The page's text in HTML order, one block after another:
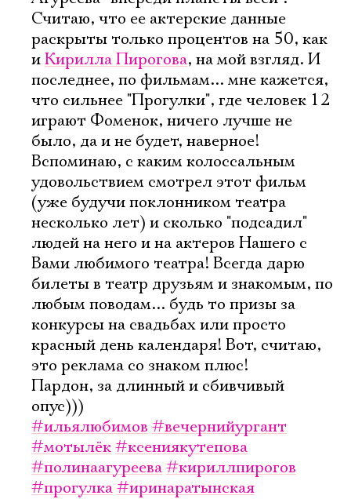
Считаю, что ее актерские данные
раскрыты только процентов на 50, как
иКирилла Пирогова, на мой взгляд. И
последнее, по фильмам... мне кажется,
что сильнее "Прогулки", где человек 12
играют Фоменок, ничего лучше не
было, да и не будет, наверное!
Вспоминаю, с каким колоссальным
удовольствием смотрел этот фильм
(уже будучи поклонником театра
несколько лет) и сколько "подсадил"
людей на него и на актеров Нашего с
Вами любимого театра! Всегда дарю
билеты в театр друзьям и знакомым, по
любым поводам... будь то призы за
конкурсы на свадьбах или просто
красный день календаря! Вот, считаю,
это реклама со знаком плюс!
Пардон, за длинный и сбивчивый
опус)))
#ильялюбимов #вечернийургант
#мотылёк#ксениякутепова
#полинаагуреева#кириллпирогов
#прогулка#иринаратынская